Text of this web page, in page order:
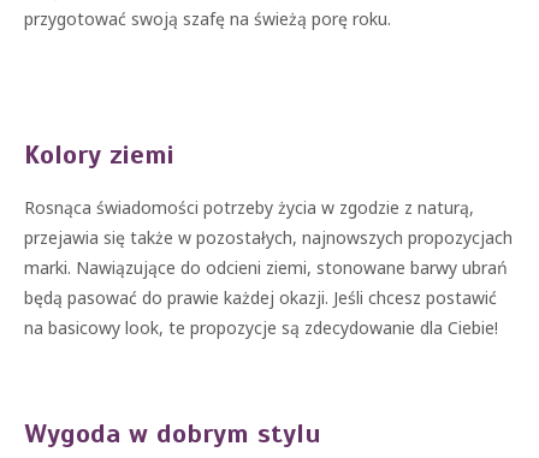
przygotować swoją szafę na świeżą porę roku.
Kolory ziemi
Rosnąca świadomości potrzeby życia w zgodzie z naturą,
przejawia się także w pozostałych, najnowszych propozycjach
marki. Nawiązujące do odcieni ziemi, stonowane barwy ubrań
będą pasować do prawie każdej okazji. Jeśli chcesz postawić
na basicowy look, te propozycje są zdecydowanie dla Ciebie!
Wygoda w dobrym stylu